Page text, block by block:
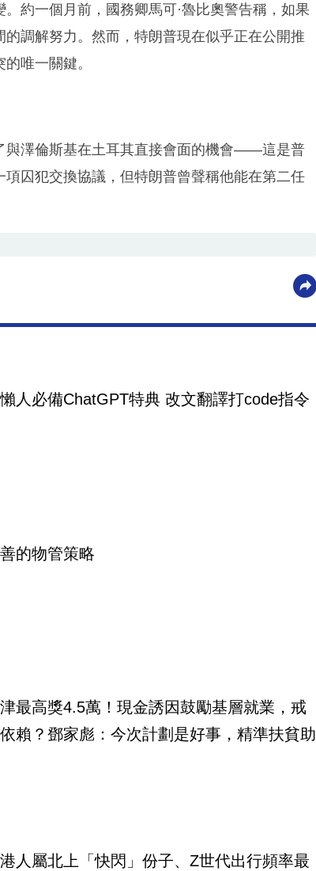
約一個月前，國務卿馬可·魯比奧警告稱，如果
調解努力。然而，特朗普現在似乎正在公開推
唯一關鍵。
與澤倫斯基在土耳其直接會面的機會——這是普
囚犯交換協議，但特朗普曾聲稱他能在第二任
人必備ChatGPT特典 改文翻譯打code指令
的物管策略
最高獎4.5萬！現金誘因鼓勵基層就業，戒
賴？鄧家彪：今次計劃是好事，精準扶貧助
人屬北上「快閃」份子、Z世代出行頻率最